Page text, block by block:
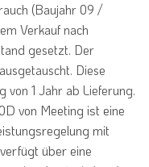
(Baujahr 09 /
Verkauf nach
gesetzt. Der
Diese
von 1 Jahr ab Lieferung.
von Meeting ist eine
mit
über eine